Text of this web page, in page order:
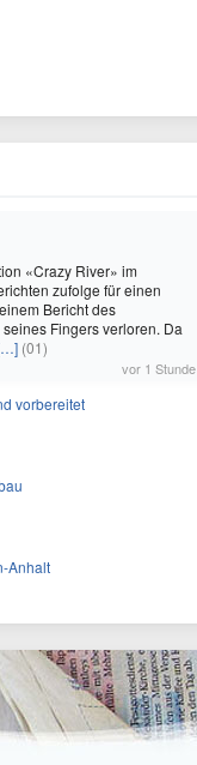
«Crazy River» im
zufolge für einen
Bericht des
Fingers verloren. Da
(01)
vor 1 Stunde
vorbereitet
Anhalt